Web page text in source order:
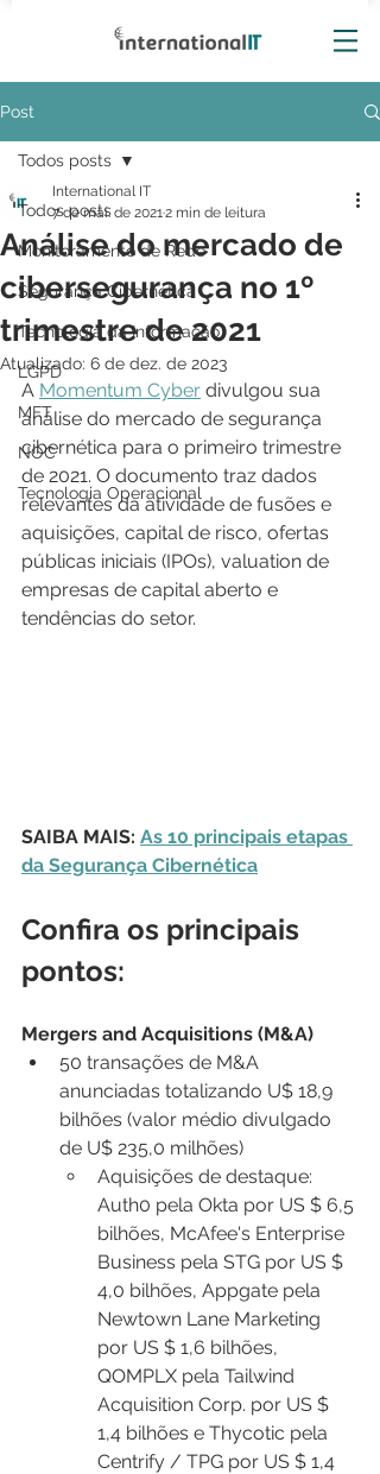
Post
Todos posts
Monitoramento de Rede
Segurança Cibernética
Tecnologia da Informação
LGPD
MFT
NOC
Tecnologia Operacional
Todos posts
Análise do mercado de
cibersegurança no 1º
trimestre de 2021
International IT
7 de mai. de 20212 min de leitura
Atualizado: 6 de dez. de 2023
A Momentum Cyber divulgou sua
análise do mercado de segurança
cibernética para o primeiro trimestre
de 2021. O documento traz dados
relevantes da atividade de fusões e
aquisições, capital de risco, ofertas
públicas iniciais (IPOs), valuation de
empresas de capital aberto e
tendências do setor.
SAIBA MAIS: As 10 principais etapas
da Segurança Cibernética
Confira os principais
pontos:
Mergers and Acquisitions (M&A)
50 transações de M&A
anunciadas totalizando U$ 18,9
bilhões (valor médio divulgado
de U$ 235,0 milhões)
Aquisições de destaque:
Auth0 pela Okta por US $ 6,5
bilhões, McAfee's Enterprise
Business pela STG por US $
4,0 bilhões, Appgate pela
Newtown Lane Marketing
por US $ 1,6 bilhões,
QOMPLX pela Tailwind
Acquisition Corp. por US $
1,4 bilhões e Thycotic pela
Centrify / TPG por US $ 1,4